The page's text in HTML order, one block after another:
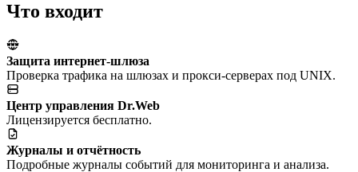
Что входит
Защита интернет-шлюза
Проверка трафика на шлюзах и прокси-серверах под UNIX.
Центр управления Dr.Web
Лицензируется бесплатно.
Журналы и отчётность
Подробные журналы событий для мониторинга и анализа.